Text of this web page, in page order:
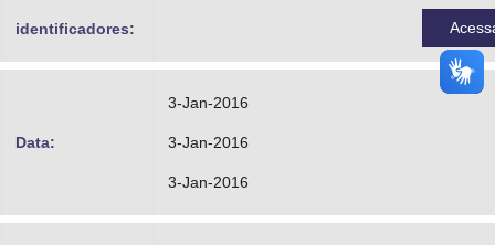
identificadores:
Data:
3-Jan-2016
3-Jan-2016
3-Jan-2016